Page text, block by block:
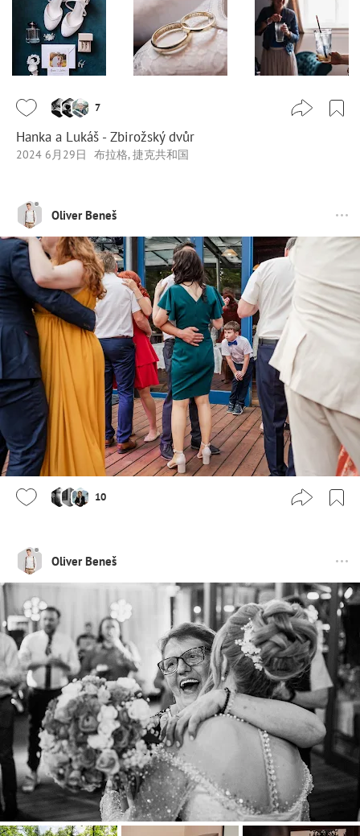
7
Hanka a Lukáš - Zbirožský dvůr
2024 6月29日 布拉格, 捷克共和国
Oliver Beneš
10
Oliver Beneš